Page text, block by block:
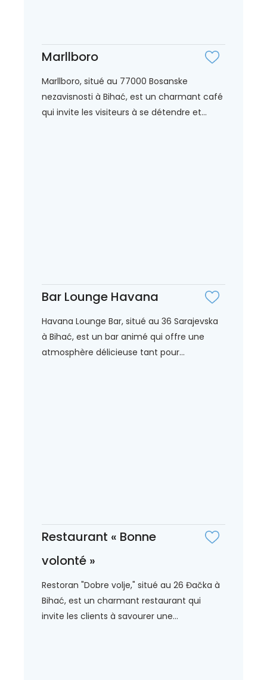
Marllboro
Marllboro, situé au 77000 Bosanske
nezavisnosti à Bihać, est un charmant café
qui invite les visiteurs à se détendre et...
Bar Lounge Havana
Havana Lounge Bar, situé au 36 Sarajevska
à Bihać, est un bar animé qui offre une
atmosphère délicieuse tant pour...
Restaurant « Bonne
volonté »
Restoran "Dobre volje," situé au 26 Đačka à
Bihać, est un charmant restaurant qui
invite les clients à savourer une...